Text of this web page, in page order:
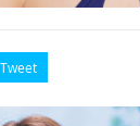
Tweet